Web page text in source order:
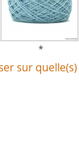
*
sur